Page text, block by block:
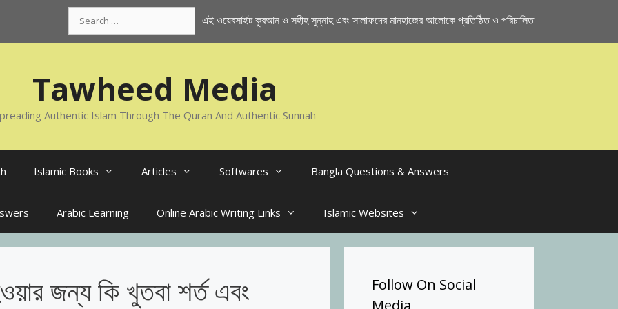
for:
এই ওয়েবসাইট কুরআন ও সহীহ সুন্নাহ এবং সালাফদের মানহাজের আলোকে প্রতিষ্ঠিত ও পরিচালিত
Tawheed Media
Authentic Islam Through The Quran And Authentic Sunnah
Islamic Books Articles Softwares Bangla Questions & Answers
Arabic Learning Online Arabic Writing Links Islamic Websites
জন্য কি খুতবা শর্ত এবং
Follow On Social
Media